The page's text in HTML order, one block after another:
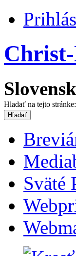
Hladať na tejto stránke:
Sväté